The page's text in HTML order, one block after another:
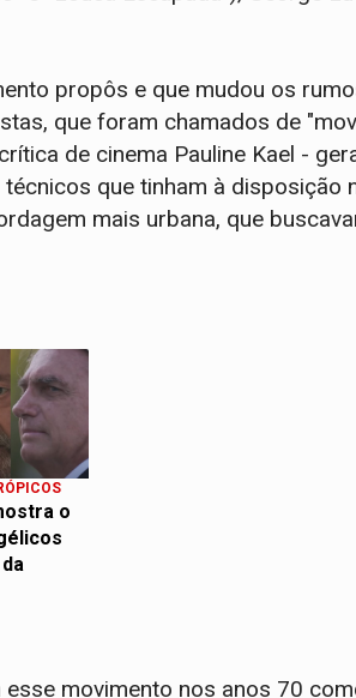
propôs e que mudou os
que foram chamados de
de cinema Pauline Kael -
que tinham à disposição
mais urbana, que
o
movimento nos anos 70